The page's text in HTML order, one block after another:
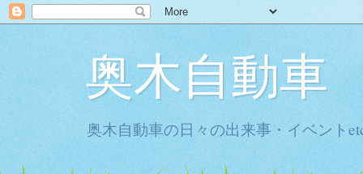
奥木自動車
奥木自動車の日々の出来事・イベント